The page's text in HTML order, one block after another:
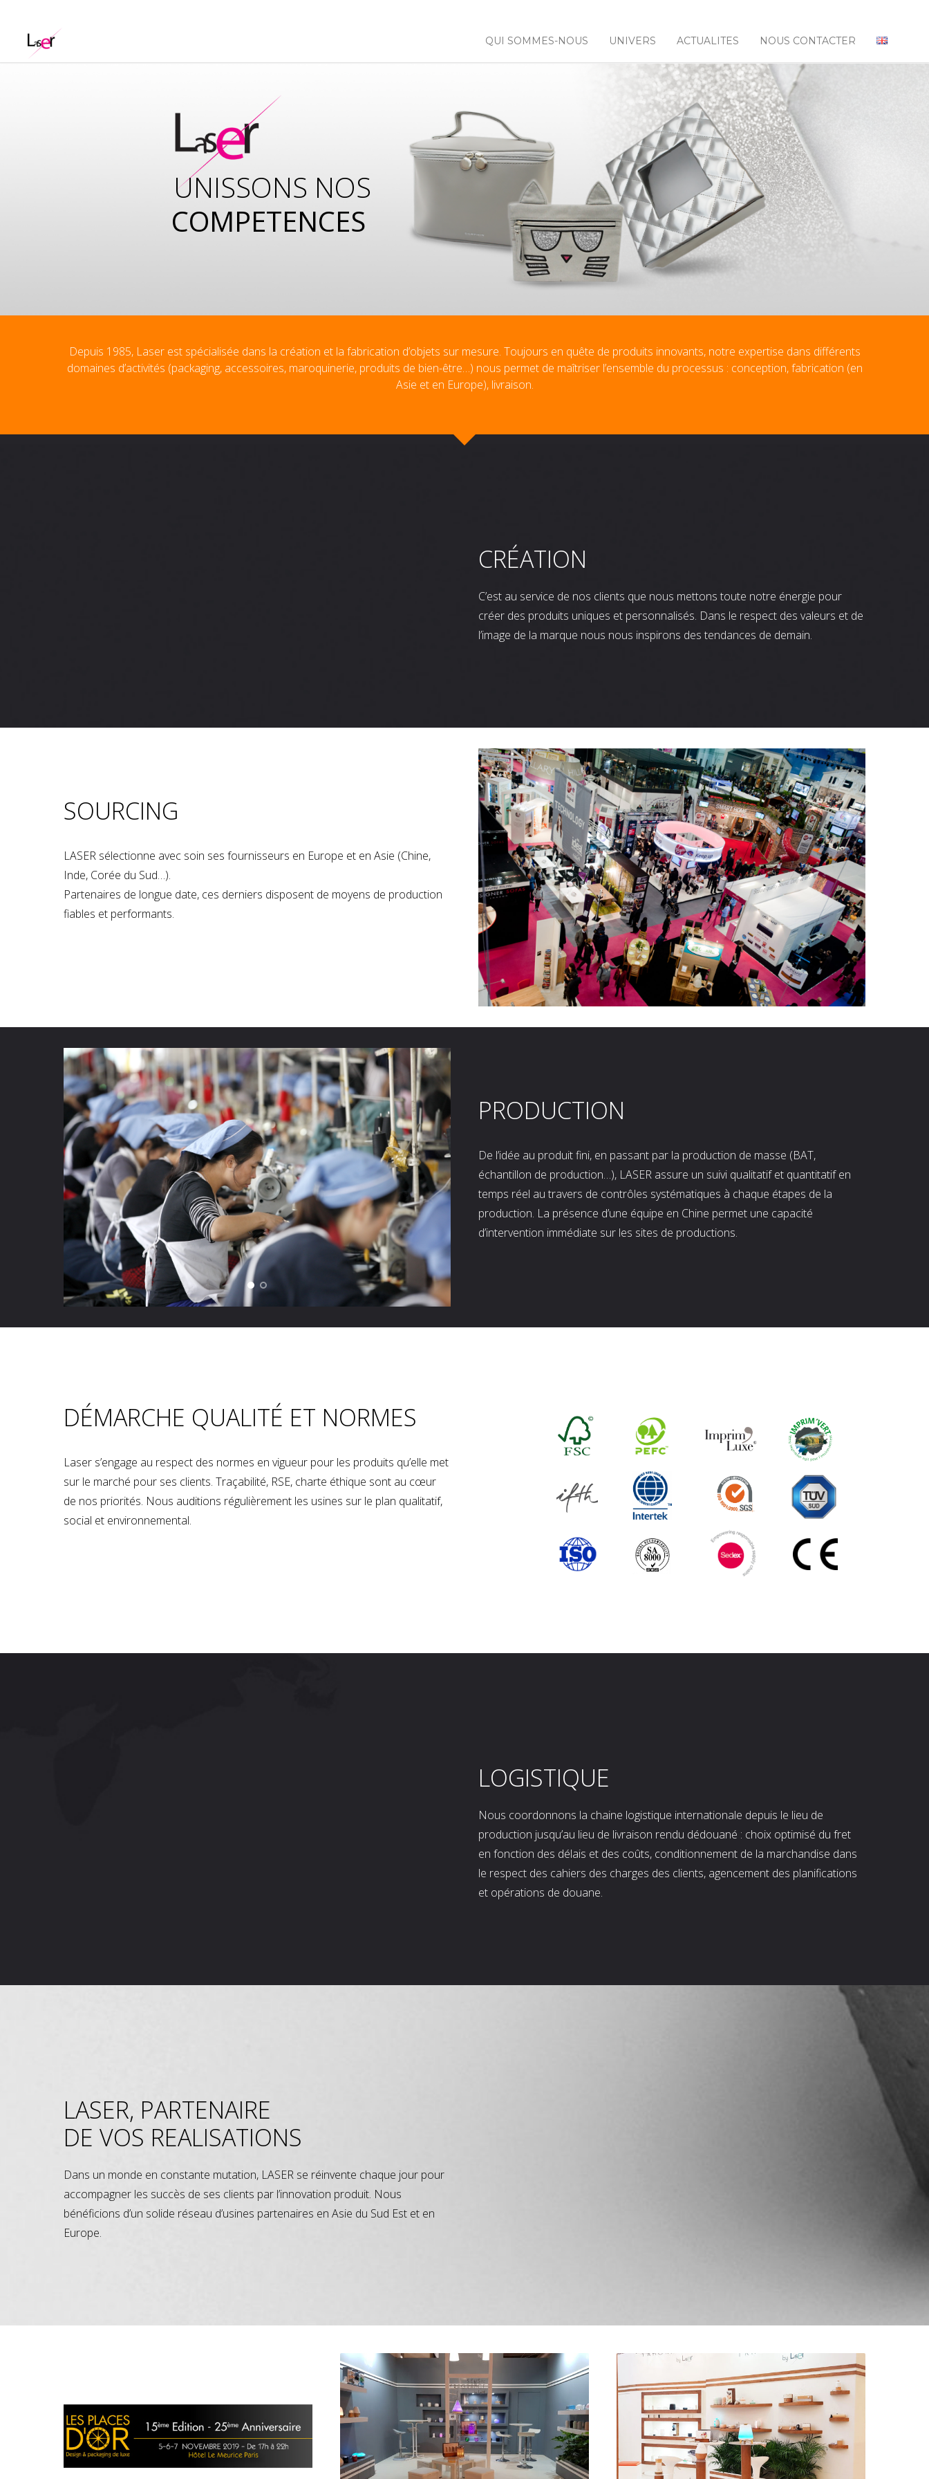
QUI SOMMES-NOUS UNIVERS ACTUALITES NOUS CONTACTER
COMPETENCES
UNISSONS NOS
Depuis 1985, Laser est spécialisée dans la création et la fabrication d’objets sur mesure. Toujours en quête de produits innovants, notre expertise dans différents
domaines d’activités (packaging, accessoires, maroquinerie, produits de bien-être…) nous permet de maîtriser l’ensemble du processus : conception, fabrication (en
Asie et en Europe), livraison.
CRÉATION
C’est au service de nos clients que nous mettons toute notre énergie pour
créer des produits uniques et personnalisés. Dans le respect des valeurs et de
l’image de la marque nous nous inspirons des tendances de demain.
SOURCING
LASER sélectionne avec soin ses fournisseurs en Europe et en Asie (Chine,
Inde, Corée du Sud…).
Partenaires de longue date, ces derniers disposent de moyens de production
fiables et performants.
PRODUCTION
De l’idée au produit fini, en passant par la production de masse (BAT,
échantillon de production…), LASER assure un suivi qualitatif et quantitatif en
temps réel au travers de contrôles systématiques à chaque étapes de la
production. La présence d’une équipe en Chine permet une capacité
d’intervention immédiate sur les sites de productions.
DÉMARCHE QUALITÉ ET NORMES
Laser s’engage au respect des normes en vigueur pour les produits qu’elle met
sur le marché pour ses clients. Traçabilité, RSE, charte éthique sont au cœur
de nos priorités. Nous auditions régulièrement les usines sur le plan qualitatif,
social et environnemental.
LOGISTIQUE
Nous coordonnons la chaine logistique internationale depuis le lieu de
production jusqu’au lieu de livraison rendu dédouané : choix optimisé du fret
en fonction des délais et des coûts, conditionnement de la marchandise dans
le respect des cahiers des charges des clients, agencement des planifications
et opérations de douane.
LASER, PARTENAIRE
DE VOS REALISATIONS
Dans un monde en constante mutation, LASER se réinvente chaque jour pour
accompagner les succès de ses clients par l’innovation produit. Nous
bénéficions d’un solide réseau d’usines partenaires en Asie du Sud Est et en
Europe.